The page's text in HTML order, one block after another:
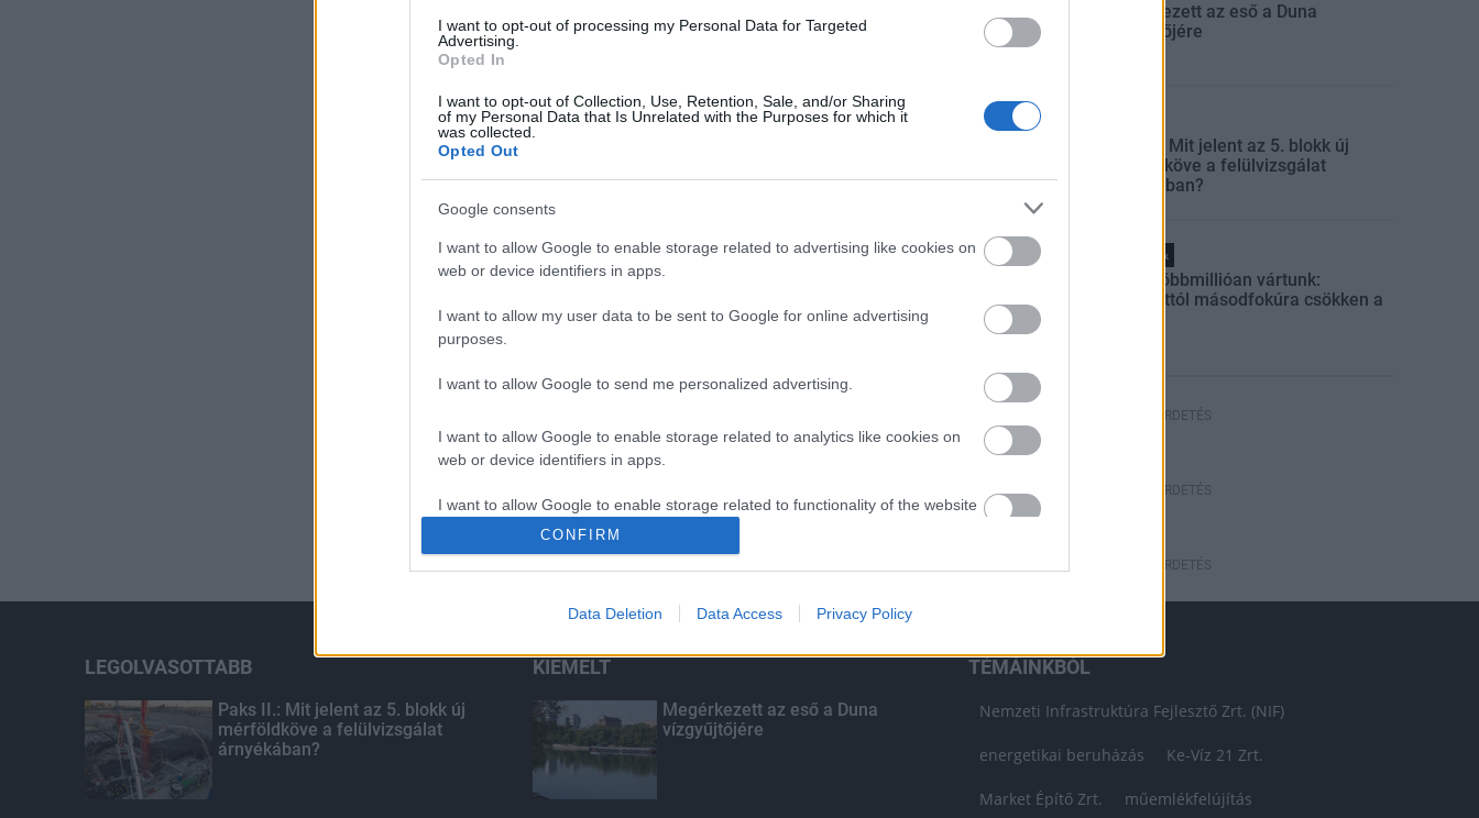
I want to opt-out of processing my Personal Data for Targeted
Advertising.
Opted In
I want to opt-out of Collection, Use, Retention, Sale, and/or Sharing
of my Personal Data that Is Unrelated with the Purposes for which it
was collected.
Opted Out
Google consents
I want to allow Google to enable storage related to advertising like cookies on
web or device identifiers in apps.
I want to allow my user data to be sent to Google for online advertising
purposes.
I want to allow Google to send me personalized advertising.
I want to allow Google to enable storage related to analytics like cookies on
web or device identifiers in apps.
I want to allow Google to enable storage related to functionality of the website
I want to allow Google to enable storage related to personalization.
I want to allow Google to enable storage related to security, including
CONFIRM
Data Deletion Data Access Privacy Policy
Megérkezett az eső a Duna
vízgyűjtőjére
Paks II.: Mit jelent az 5. blokk új
mérföldköve a felülvizsgálat
árnyékában?
Helyi hírek
Amire többmillióan vártunk:
szombattól másodfokúra csökken a
HIRDETÉS
HIRDETÉS
HIRDETÉS
LEGOLVASOTTABB
Paks II.: Mit jelent az 5. blokk új
mérföldköve a felülvizsgálat
árnyékában?
KIEMELT
Megérkezett az eső a Duna
vízgyűjtőjére
TÉMÁINKBÓL
Nemzeti Infrastruktúra Fejlesztő Zrt. (NIF)
energetikai beruházás Ke-Víz 21 Zrt.
Market Építő Zrt. műemlékfelújítás